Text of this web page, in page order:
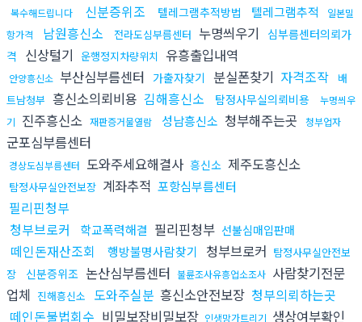
복수해드립니다 신분증위조 텔레그램추적방법 텔레그램추적
일본밀
항가격
남원흥신소 전라도심부름센터 누명씌우기
심부름센터의뢰가
격 신상털기 운행정지차량위치 유흥출입내역
안양흥신소 부산심부름센터 가출자찾기 분실폰찾기 자격조작
배
트남청부 흥신소의뢰비용 김해흥신소 탐정사무실의뢰비용
누명씌우
기 진주흥신소 재판증거물열람 성남흥신소 청부해주는곳 청부업자
군포심부름센터
경상도심부름센터 도와주세요해결사 흥신소 제주도흥신소
탐정사무실안전보장 계좌추적 포항심부름센터
필리핀청부
청부브로커
학교폭력해결 필리핀청부 선불심매입판매
떼인돈재산조회 행방불명사람찾기 청부브로커 탐정사무실안전보
장
신분증위조 논산심부름센터 불륜조사유흥업소조사 사람찾기전문
업체 진해흥신소 도와주실분 흥신소안전보장 청부의뢰하는곳
떼인돈불법회수 비밀보장비밀보장 인생망가트리기 생상여부확인